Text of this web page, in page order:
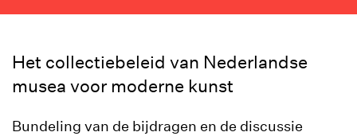
Het collectiebeleid van Nederlandse
musea voor moderne kunst
Bundeling van de bijdragen en de discussie